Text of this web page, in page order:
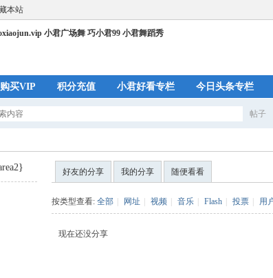
本站
购买VIP 积分充值 小君好看专栏 今日头条专栏
帖子
好友的分享 我的分享 随便看看
按类型查看: 全部 网址 视频 音乐 Flash 投票 用
现在还没分享